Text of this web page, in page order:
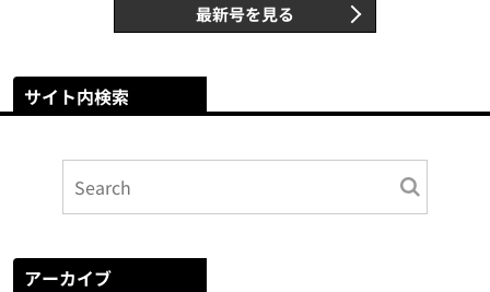
最新号を見る
サイト内検索
アーカイブ